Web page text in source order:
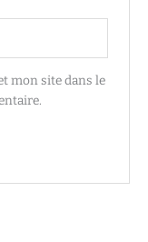
mon site dans le